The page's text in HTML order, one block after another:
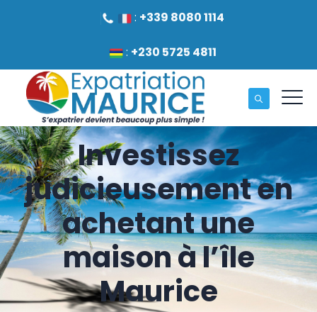
: +339 8080 1114
: +230 5725 4811
Investissez
judicieusement en
achetant une
maison à l’île
Maurice